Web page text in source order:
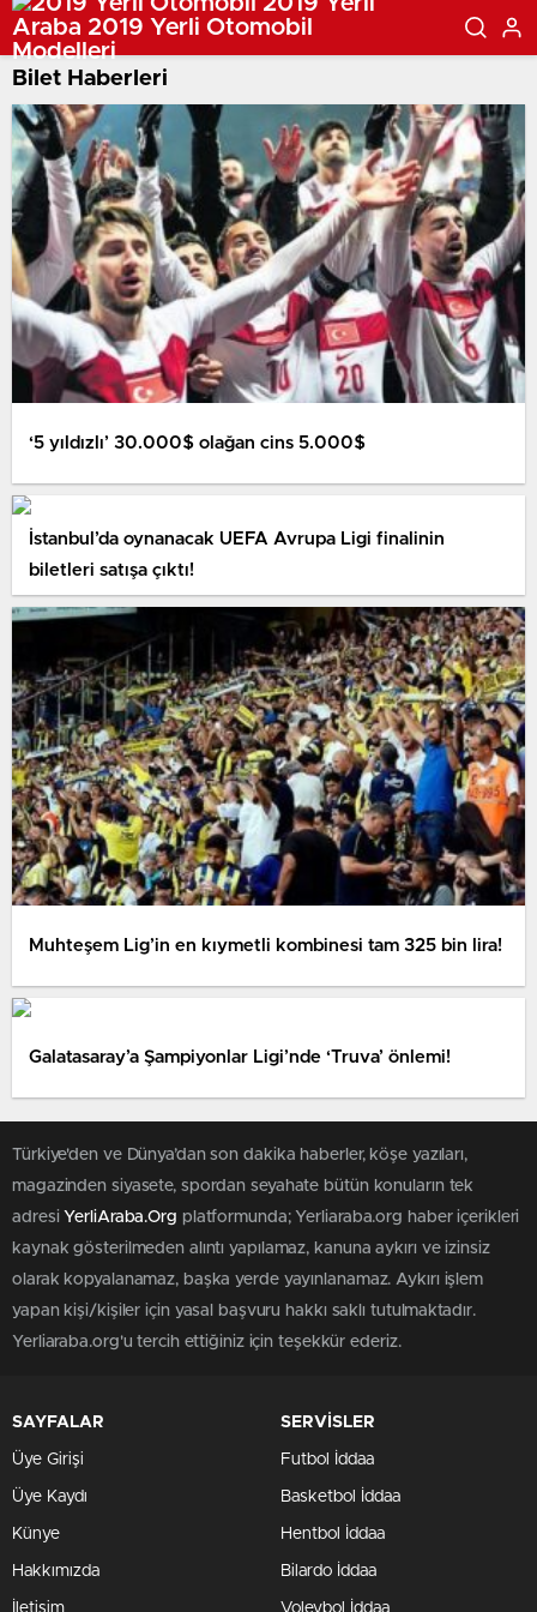
Bilet Haberleri
‘5 yıldızlı’ 30.000$ olağan cins 5.000$
İstanbul’da oynanacak UEFA Avrupa Ligi finalinin
biletleri satışa çıktı!
Muhteşem Lig’in en kıymetli kombinesi tam 325 bin lira!
Galatasaray’a Şampiyonlar Ligi’nde ‘Truva’ önlemi!
Türkiye'den ve Dünya’dan son dakika haberler, köşe yazıları,
magazinden siyasete, spordan seyahate bütün konuların tek
adresi YerliAraba.Org platformunda; Yerliaraba.org haber içerikleri
kaynak gösterilmeden alıntı yapılamaz, kanuna aykırı ve izinsiz
olarak kopyalanamaz, başka yerde yayınlanamaz. Aykırı işlem
yapan kişi/kişiler için yasal başvuru hakkı saklı tutulmaktadır.
Yerliaraba.org'u tercih ettiğiniz için teşekkür ederiz.
SAYFALAR
Üye Girişi
Üye Kaydı
Künye
Hakkımızda
İletişim
SERVİSLER
Futbol İddaa
Basketbol İddaa
Hentbol İddaa
Bilardo İddaa
Voleybol İddaa